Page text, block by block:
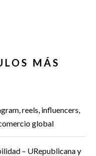
MÁS
reels, influencers,
global
– URepublicana y